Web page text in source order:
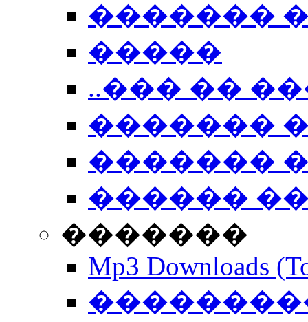
�������
�����
..��� ��
�������
�������
������
�������
Mp3 Downloads